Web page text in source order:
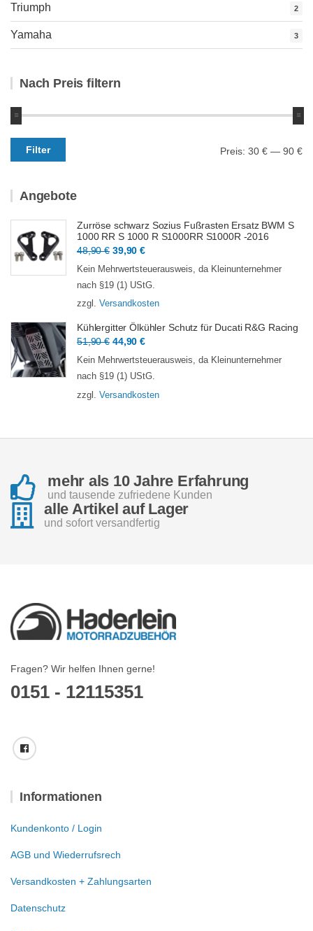
Triumph 2
Yamaha 3
Nach Preis filtern
Min.
Preis
Max.
Preis
Filter Preis: 30 € — 90 €
Angebote
Zurröse schwarz Sozius Fußrasten Ersatz BWM S
1000 RR S 1000 R S1000RR S1000R -2016
48,90€ Ursprünglicher
Preis
war:
48,90 €
39,90€Aktueller
Preis
ist:
39,90 €.
Kein Mehrwertsteuerausweis, da Kleinunternehmer
nach §19 (1) UStG.
zzgl. Versandkosten
Kühlergitter Ölkühler Schutz für Ducati R&G Racing
51,90€ Ursprünglicher
Preis
war:
51,90 €
44,90€Aktueller
Preis
ist:
44,90 €.
Kein Mehrwertsteuerausweis, da Kleinunternehmer
nach §19 (1) UStG.
zzgl. Versandkosten
mehr als 10 Jahre Erfahrung
und tausende zufriedene Kunden
alle Artikel auf Lager
und sofort versandfertig
Fragen? Wir helfen Ihnen gerne!
0151 - 12115351
Informationen
Kundenkonto / Login
AGB und Wiederrufsrech
Versandkosten + Zahlungsarten
Datenschutz